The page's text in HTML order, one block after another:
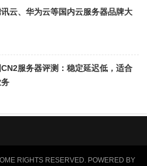
云、华为云等国内云服务器品牌大
服务器评测：稳定延迟低，适合
RIGHTS RESERVED. POWERED BY